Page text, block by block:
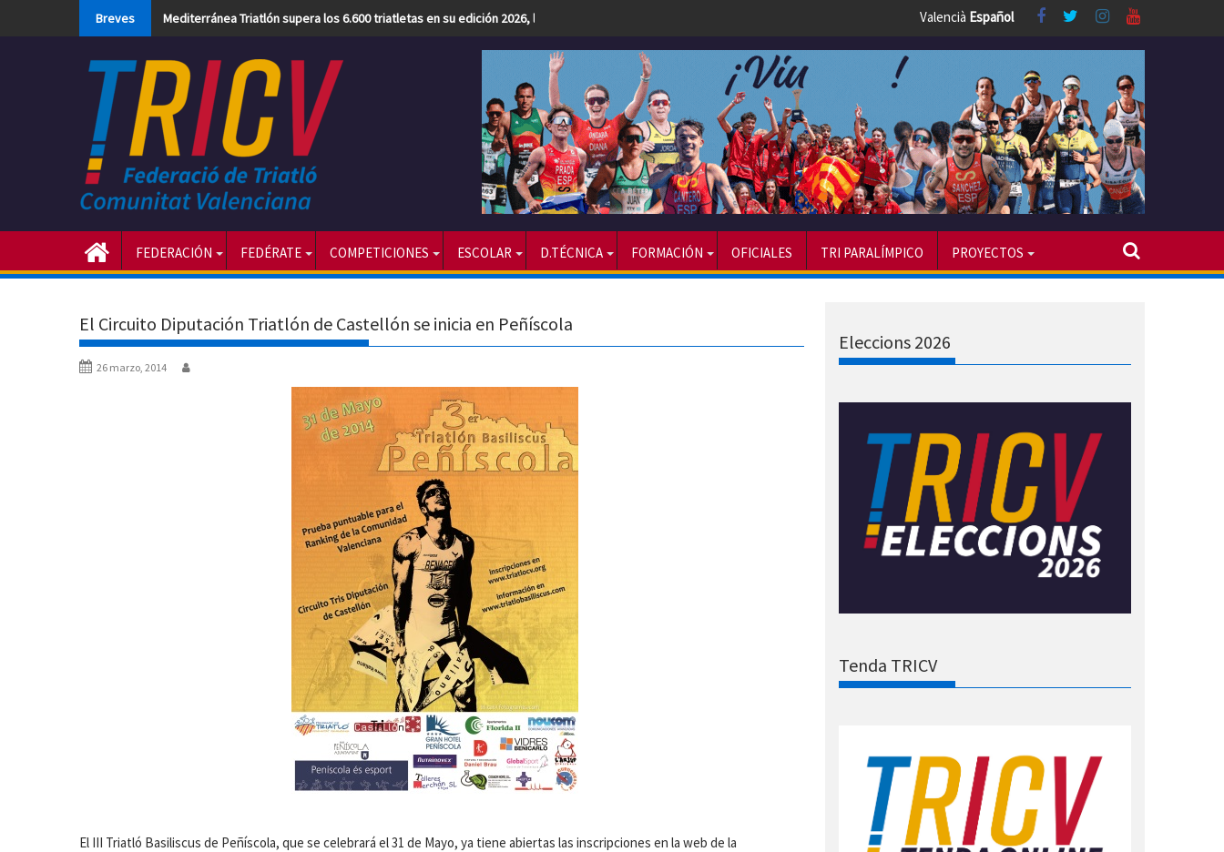
Breves Mediterránea Triatlón supera los 6.600 triatletas en su edición 2026, la más numerosa hasta la fecha Valencià Español
FEDERACIÓN FEDÉRATE COMPETICIONES ESCOLAR D.TÉCNICA FORMACIÓN OFICIALES TRI PARALÍMPICO PROYECTOS
El Circuito Diputación Triatlón de Castellón se inicia en Peñíscola
26 marzo, 2014
El III Triatló Basiliscus de Peñíscola, que se celebrará el 31 de Mayo, ya tiene abiertas las inscripciones en la web de la
Eleccions 2026
Tenda TRICV